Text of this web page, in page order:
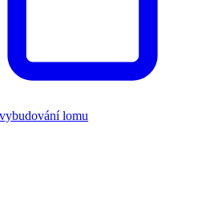
lomu